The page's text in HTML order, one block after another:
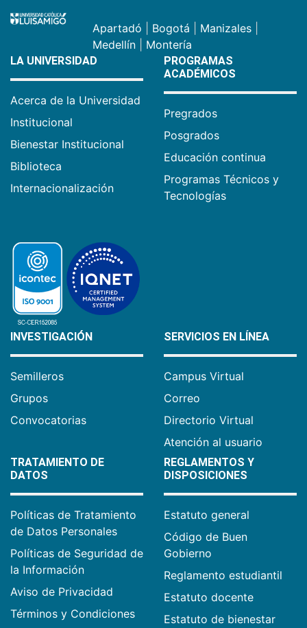
Apartadó Bogotá Manizales
Medellín
Montería
LA UNIVERSIDAD
Acerca de la Universidad
Institucional
Bienestar Institucional
Biblioteca
Internacionalización
PROGRAMAS
ACADÉMICOS
Pregrados
Posgrados
Educación continua
Programas Técnicos y
Tecnologías
INVESTIGACIÓN
Semilleros
Grupos
Convocatorias
SERVICIOS EN LÍNEA
Campus Virtual
Correo
Directorio Virtual
Atención al usuario
TRATAMIENTO DE
DATOS
Políticas de Tratamiento
de Datos Personales
Políticas de Seguridad de
la Información
Aviso de Privacidad
Términos y Condiciones
REGLAMENTOS Y
DISPOSICIONES
Estatuto general
Código de Buen
Gobierno
Reglamento estudiantil
Estatuto docente
Estatuto de bienestar